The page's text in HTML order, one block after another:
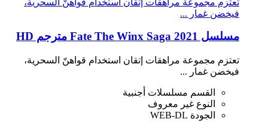
فيخضن غمار ...
مسلسل Fate The Winx Saga 2021 مترجم HD
تعتزم مجموعة مراهقات إتقان استخدام قواهنّ السحرية،
فيخضن غمار ...
القسم مسلسلات أجنبية
النوع غير معروف
الجودة WEB-DL